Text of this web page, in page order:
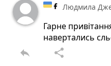
Людмила
Гарне
навертались
reply share